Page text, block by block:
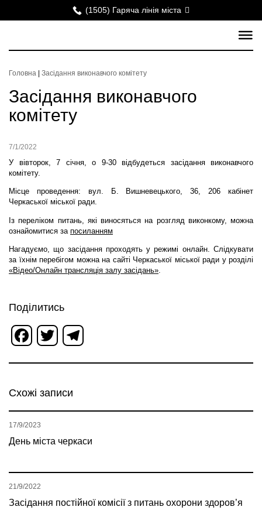
(1505) Гаряча лінія міста
Головна Засідання виконавчого комітету
Засідання виконавчого
комітету
7/1/2022
У вівторок, 7 січня, о 9-30 відбудеться засідання виконавчого
комітету.
Місце проведення: вул. Б. Вишневецького, 36, 206 кабінет
Черкаської міської ради.
Із переліком питань, які виносяться на розгляд виконкому, можна
ознайомитися за посиланням
Нагадуємо, що засідання проходять у режимі онлайн. Слідкувати
за їхнім перебігом можна на сайті Черкаської міської ради у розділі
«Відео/Онлайн трансляція залу засідань».
Поділитись
Facebook
Twitter
Схожі записи
День міста черкаси
17/9/2023
Засідання постійної комісії з питань охорони здоров’я
21/9/2022